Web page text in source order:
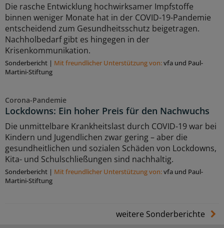
Die rasche Entwicklung hochwirksamer Impfstoffe
binnen weniger Monate hat in der COVID-19-Pandemie
entscheidend zum Gesundheitsschutz beigetragen.
Nachholbedarf gibt es hingegen in der
Krisenkommunikation.
Sonderbericht | Mit freundlicher Unterstützung von:vfa und Paul-
Martini-Stiftung
Corona-Pandemie
Lockdowns: Ein hoher Preis für den Nachwuchs
Die unmittelbare Krankheitslast durch COVID-19 war bei
Kindern und Jugendlichen zwar gering – aber die
gesundheitlichen und sozialen Schäden von Lockdowns,
Kita- und Schulschließungen sind nachhaltig.
Sonderbericht | Mit freundlicher Unterstützung von:vfa und Paul-
Martini-Stiftung
weitere Sonderberichte